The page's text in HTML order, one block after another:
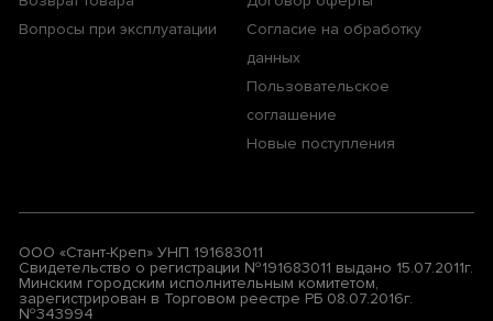
Вопросы при эксплуатации
Согласие на обработку
данных
Пользовательское
соглашение
Новые поступления
ООО «Стант-Креп» УНП 191683011
Свидетельство о регистрации №191683011 выдано 15.07.2011г.
Минским городским исполнительным комитетом,
зарегистрирован в Торговом реестре РБ 08.07.2016г.
№343994